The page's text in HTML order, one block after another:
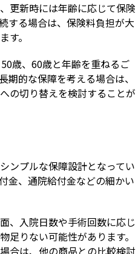
更新時には年齢に応じて保険
する場合は、保険料負担が大
す。
歳、60歳と年齢を重ねるご
期的な保障を考える場合は、
の切り替えを検討することが
ンプルな保障設計となってい
金、通院給付金などの細かい
、入院日数や手術回数に応じ
足りない可能性があります。